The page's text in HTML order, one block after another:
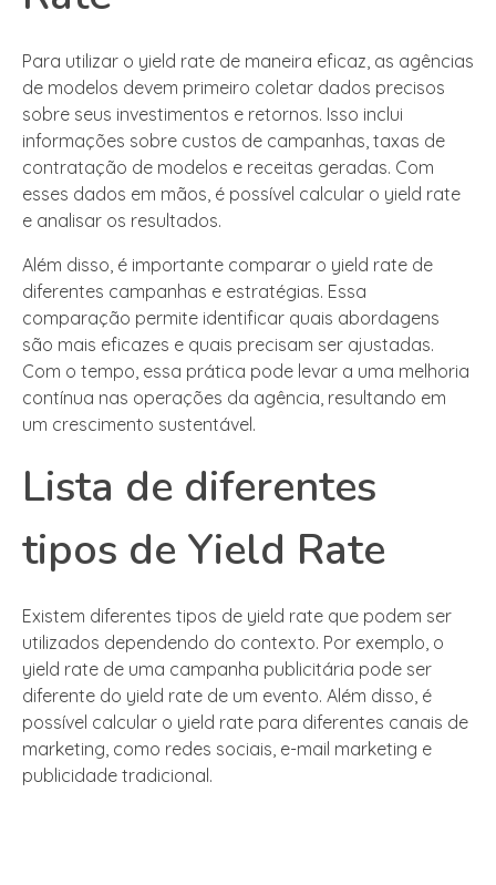
Para utilizar o yield rate de maneira eficaz, as agências
de modelos devem primeiro coletar dados precisos
sobre seus investimentos e retornos. Isso inclui
informações sobre custos de campanhas, taxas de
contratação de modelos e receitas geradas. Com
esses dados em mãos, é possível calcular o yield rate
e analisar os resultados.
Além disso, é importante comparar o yield rate de
diferentes campanhas e estratégias. Essa
comparação permite identificar quais abordagens
são mais eficazes e quais precisam ser ajustadas.
Com o tempo, essa prática pode levar a uma melhoria
contínua nas operações da agência, resultando em
um crescimento sustentável.
Lista de diferentes
tipos de Yield Rate
Existem diferentes tipos de yield rate que podem ser
utilizados dependendo do contexto. Por exemplo, o
yield rate de uma campanha publicitária pode ser
diferente do yield rate de um evento. Além disso, é
possível calcular o yield rate para diferentes canais de
marketing, como redes sociais, e-mail marketing e
publicidade tradicional.